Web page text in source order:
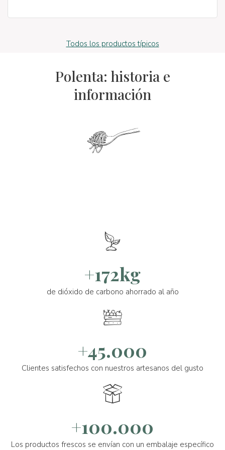
Todos los productos típicos
Polenta: historia e
información
+172kg
de dióxido de carbono ahorrado al año
+45.000
Clientes satisfechos con nuestros artesanos del gusto
+100.000
Los productos frescos se envían con un embalaje específico